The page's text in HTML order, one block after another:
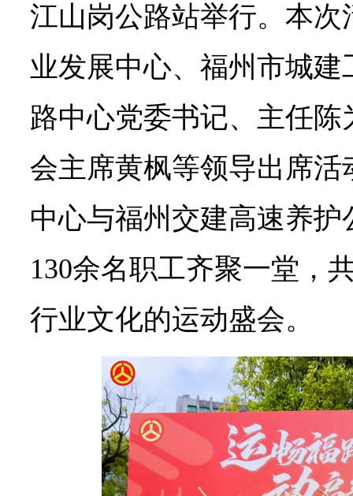
江山岗公路站举行。本
业发展中心、福州市城
路中心党委书记、主任
会主席黄枫等领导出席
中心与福州交建高速养护
130余名职工齐聚一堂，
行业文化的运动盛会。